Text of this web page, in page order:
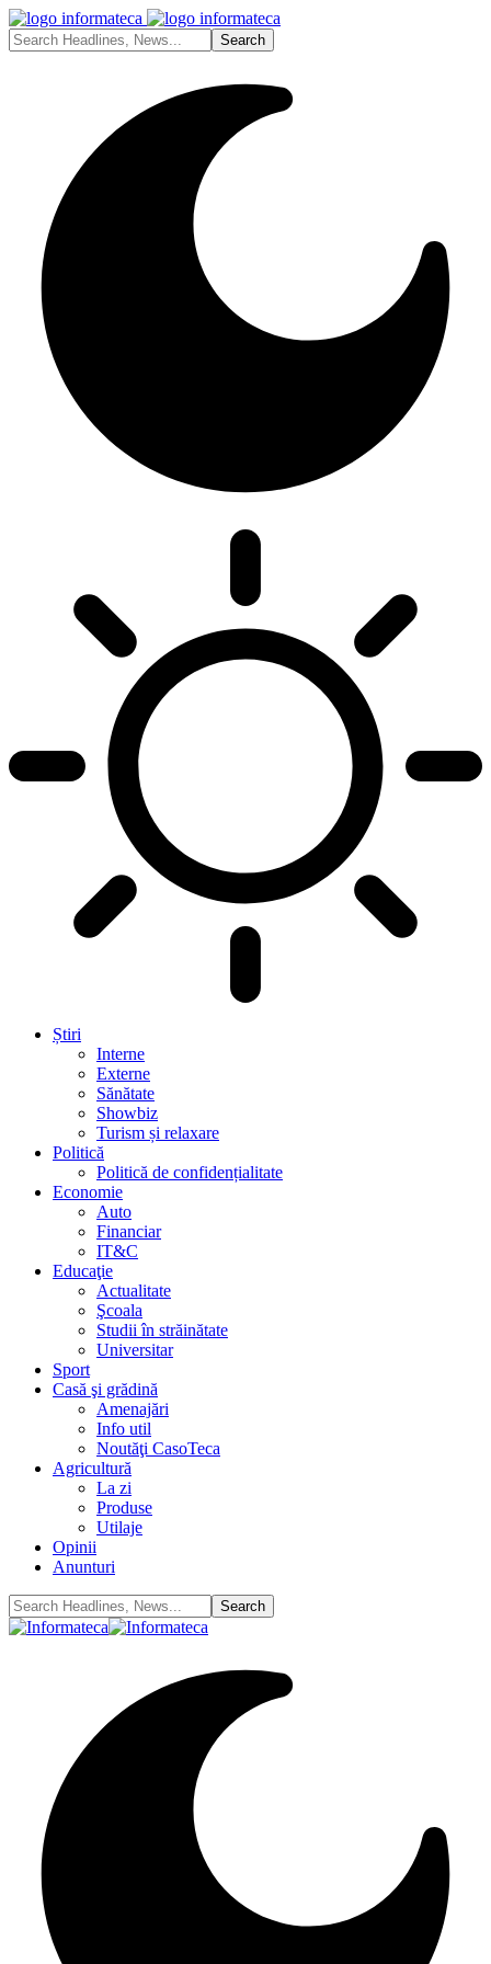
Știri
Interne
Externe
Sănătate
Showbiz
Turism și relaxare
Politică
Politică de confidențialitate
Economie
Auto
Financiar
IT&C
Educaţie
Actualitate
Şcoala
Studii în străinătate
Universitar
Sport
Casă şi grădină
Amenajări
Info util
Noutăţi CasoTeca
Agricultură
La zi
Produse
Utilaje
Opinii
Anunturi